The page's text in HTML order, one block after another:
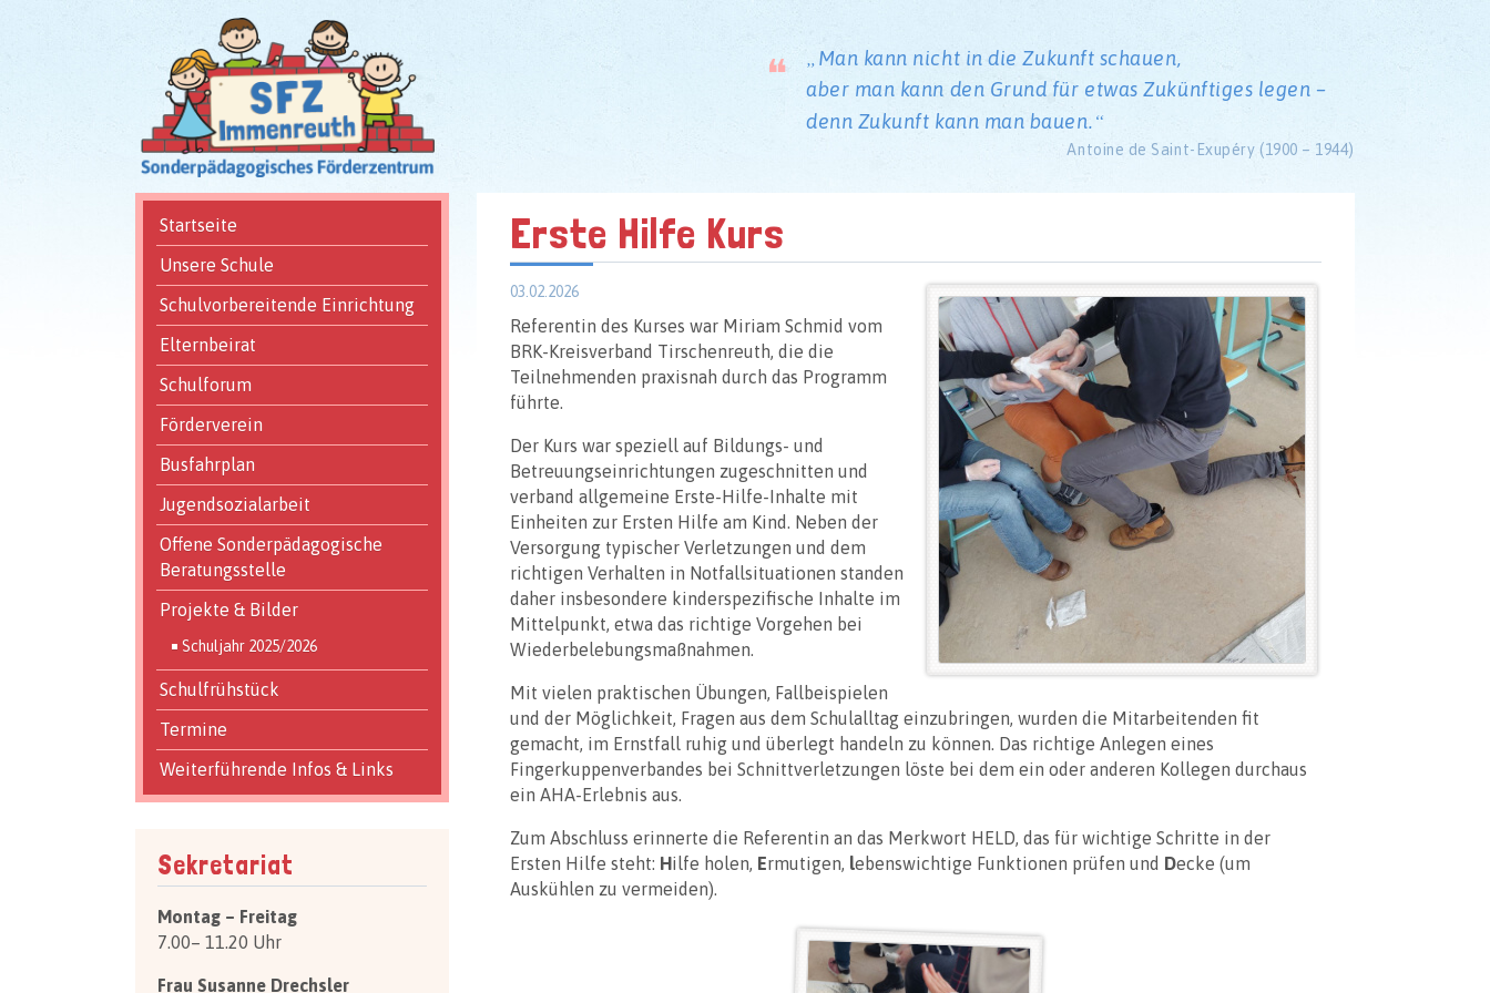
Man kann nicht in die Zukunft schauen,
aber man kann den Grund für etwas Zukünftiges legen –
denn Zukunft kann man bauen.
Antoine de Saint-Exupéry (1900 – 1944)
Navigation
überspringen
Startseite
Unsere Schule
Schulvorbereitende Einrichtung
Elternbeirat
Schulforum
Förderverein
Busfahrplan
Jugendsozialarbeit
Offene Sonderpädagogische
Beratungsstelle
Projekte & Bilder
Schuljahr 2025/2026
Schulfrühstück
Termine
Weiterführende Infos & Links
Sekretariat
Montag – Freitag
7.00– 11.20 Uhr
Frau Susanne Drechsler
Erste Hilfe Kurs
03.02.2026
Referentin des Kurses war Miriam Schmid vom
BRK-Kreisverband Tirschenreuth, die die
Teilnehmenden praxisnah durch das Programm
führte.
Der Kurs war speziell auf Bildungs- und
Betreuungseinrichtungen zugeschnitten und
verband allgemeine Erste-Hilfe-Inhalte mit
Einheiten zur Ersten Hilfe am Kind. Neben der
Versorgung typischer Verletzungen und dem
richtigen Verhalten in Notfallsituationen standen
daher insbesondere kinderspezifische Inhalte im
Mittelpunkt, etwa das richtige Vorgehen bei
Wiederbelebungsmaßnahmen.
Mit vielen praktischen Übungen, Fallbeispielen
und der Möglichkeit, Fragen aus dem Schulalltag einzubringen, wurden die Mitarbeitenden fit
gemacht, im Ernstfall ruhig und überlegt handeln zu können. Das richtige Anlegen eines
Fingerkuppenverbandes bei Schnittverletzungen löste bei dem ein oder anderen Kollegen durchaus
ein AHA-Erlebnis aus.
Zum Abschluss erinnerte die Referentin an das Merkwort HELD, das für wichtige Schritte in der
Ersten Hilfe steht: Hilfe holen, Ermutigen, lebenswichtige Funktionen prüfen und Decke (um
Auskühlen zu vermeiden).